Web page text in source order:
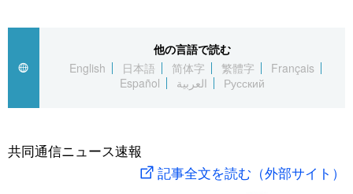
العربية
社会
旅と暮らし
社会
文化
科学・技術
暮らし
お知らせ
他の言語で読む
English
日本語 简体字 繁體字
Français
Español
العربية Русский
共同通信ニュース速報
記事全文を読む（外部サイト）